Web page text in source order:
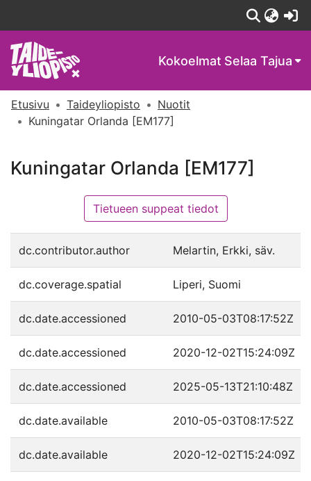
Kokoelmat Selaa Tajua
Etusivu Taideyliopisto
Nuotit
Kuningatar Orlanda [EM177]
Kuningatar Orlanda [EM177]
Tietueen suppeat tiedot
dc.contributor.author Melartin, Erkki, säv.
dc.coverage.spatial Liperi, Suomi
dc.date.accessioned 2010-05-03T08:17:52Z
dc.date.accessioned 2020-12-02T15:24:09Z
dc.date.accessioned 2025-05-13T21:10:48Z
dc.date.available 2010-05-03T08:17:52Z
dc.date.available 2020-12-02T15:24:09Z